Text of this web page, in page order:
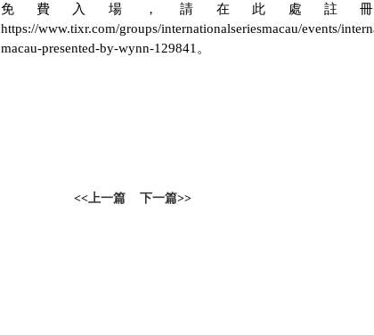
免費入場，請在此處註
https://www.tixr.com/groups/internationalseriesmacau/events/
macau-presented-by-wynn-129841 。
<<上一篇 下一篇>>